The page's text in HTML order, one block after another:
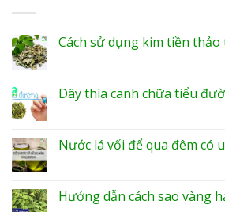
Cách sử dụng kim tiền
Dây thìa canh chữa tiểu
Nước lá vối để qua đêm có
Hướng dẫn cách sao vàng